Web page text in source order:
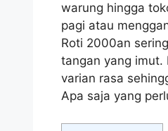
warung hingga
pagi atau
Roti 2000an
tangan yang imut.
varian rasa
Apa saja yang